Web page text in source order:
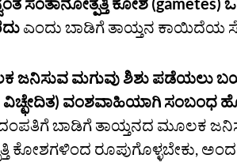
ಎಂದು ಬಾಡಿಗೆ ತಾಯ್ತನ ಕಾಯಿದೆಯ
ಜನಿಸುವ ಮಗುವು ಶಿಶು ಪಡೆಯಲು
ವಂಶವಾಹಿಯಾಗಿ ಸಂಬಂಧ
ಬಾಡಿಗೆ ತಾಯ್ತನದ ಮೂಲಕ
ಕೋಶಗಳಿಂದ ರೂಪುಗೊಳ್ಳಬೇಕು,